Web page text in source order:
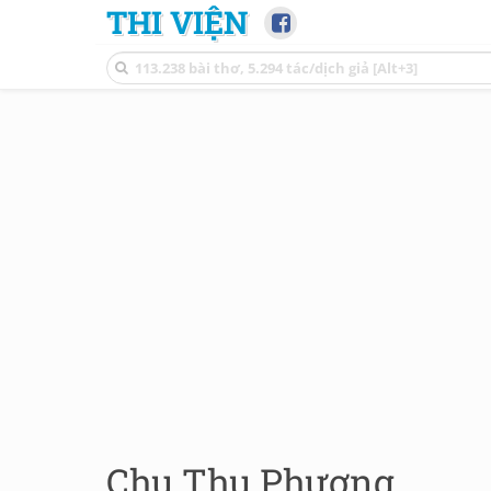
THI VIỆN
Chu Thu Phương